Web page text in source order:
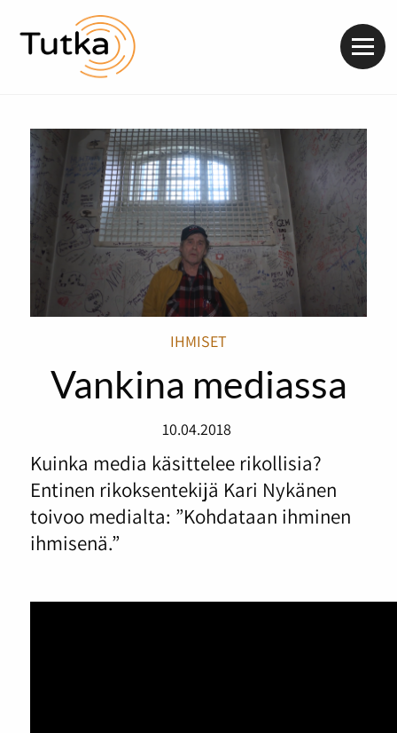
IHMISET
Vankina mediassa
10.04.2018
Kuinka media käsittelee rikollisia?
Entinen rikoksentekijä Kari Nykänen
toivoo medialta: ”Kohdataan ihminen
ihmisenä.”